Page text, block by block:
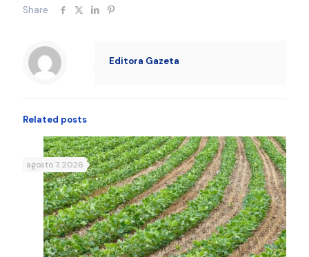
Share
Editora Gazeta
Related posts
agosto 7, 2026